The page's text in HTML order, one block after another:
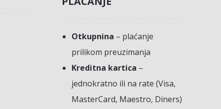
Otkupnina – plaćanje
prilikom preuzimanja
Kreditna kartica –
jednokratno ili na rate (Visa,
MasterCard, Maestro, Diners)